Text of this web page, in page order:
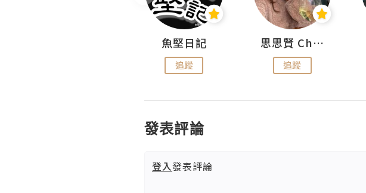
魚堅日記
追蹤
思思賢 ChillMyBabe
追蹤
發表評論
登入發表評論